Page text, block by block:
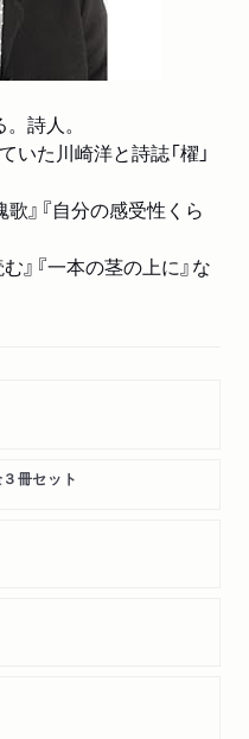
詩人。
た川崎洋と詩誌「櫂」
』『自分の感受性くら
』『一本の茎の上に』な
冊セット